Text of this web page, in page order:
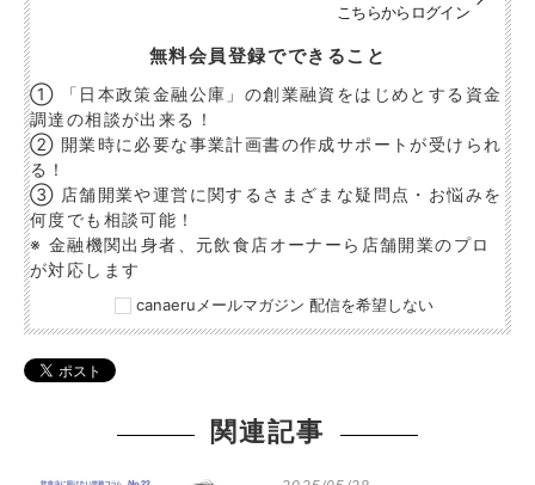
こちらからログイン
無料会員登録でできること
① 「日本政策金融公庫」の創業融資をはじめとする資金
調達の相談が出来る！
② 開業時に必要な事業計画書の作成サポートが受けられ
る！
③ 店舗開業や運営に関するさまざまな疑問点・お悩みを
何度でも相談可能！
※ 金融機関出身者、元飲食店オーナーら店舗開業のプロ
が対応します
canaeruメールマガジン 配信を希望しない
関連記事